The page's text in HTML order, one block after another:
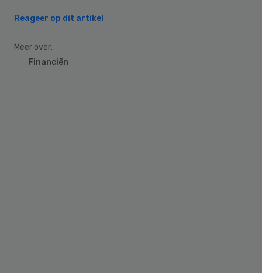
Reageer op dit artikel
Meer over:
Financiën